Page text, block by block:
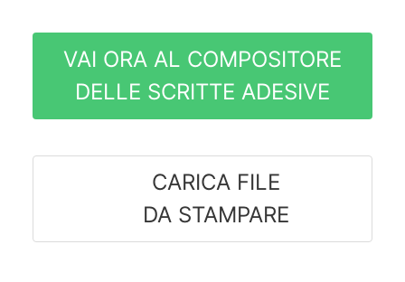
VAI ORA AL COMPOSITORE
DELLE SCRITTE ADESIVE
CARICA FILE
DA STAMPARE